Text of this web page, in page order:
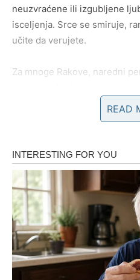
neuzvraćene ili izgubljene
isceljenja. Srce se smiruje,
učite da verujete.
Za mnoge Rakove, naredni
sigurnosti, topline i
sagoreva, već ljubav koja
emotivnu povezanost sa
iskreniji, a budućnost jasnija.
Najvažnija promena je to što
mora da se bori za ljubav –
Posao i finansije –
stalne brige
READ